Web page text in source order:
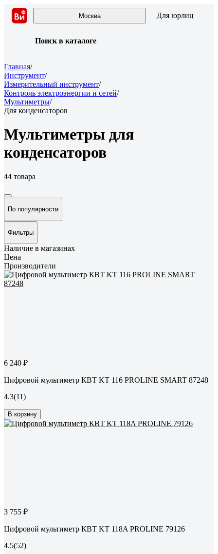
Москва Для юрлиц
Поиск в каталоге
Главная/
Инструмент/
Измерительный инструмент/
Контроль электроэнергии и сетей/
Мультиметры/
Для конденсаторов
Мультиметры для
конденсаторов
44 товара
По популярности
Фильтры
Наличие в магазинах
Цена
Производители
6 240 ₽
Цифровой мультиметр КВТ KT 116 PROLINE SMART 87248
4.3(11)
В корзину
3 755 ₽
Цифровой мультиметр КВТ KT 118A PROLINE 79126
4.5(52)